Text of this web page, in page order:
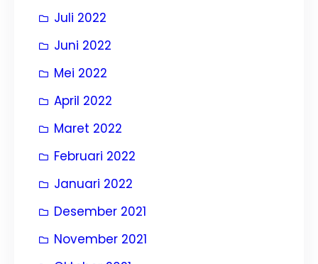
Juli 2022
Juni 2022
Mei 2022
April 2022
Maret 2022
Februari 2022
Januari 2022
Desember 2021
November 2021